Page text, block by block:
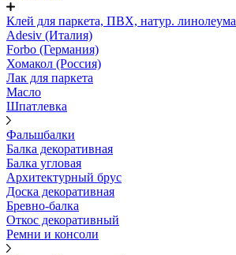
Клей для паркета, ПВХ, натур. линолеума
Adesiv (Италия)
Forbo (Германия)
Хомакол (Россия)
Лак для паркета
Масло
Шпатлевка
Фальшбалки
Балка декоративная
Балка угловая
Архитектурный брус
Доска декоративная
Бревно-балка
Откос декоративный
Ремни и консоли